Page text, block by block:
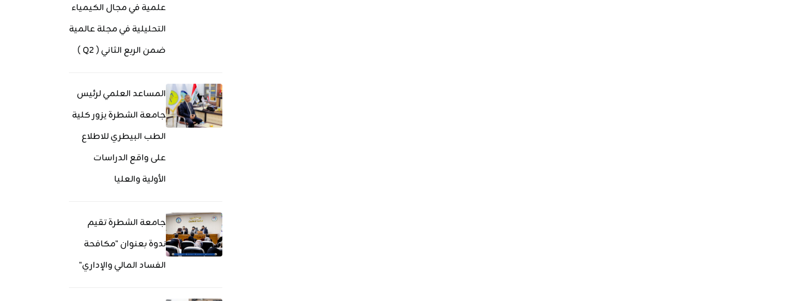
علمية في مجال الكيمياء
التحليلية في مجلة عالمية
ضمن الربع الثاني ( Q2 )
المساعد العلمي لرئيس
جامعة الشطرة يزور كلية
الطب البيطري للاطلاع
على واقع الدراسات
الأولية والعليا
جامعة الشطرة تقيم
ندوة بعنوان "مكافحة
الفساد المالي والإداري"